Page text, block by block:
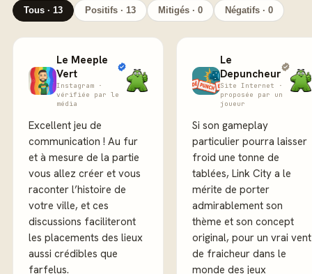
Tous · 13 Positifs · 13 Mitigés · 0 Négatifs · 0
Le Meeple
Vert
Instagram ·
vérifiée par le
média
Excellent jeu de
communication ! Au fur
et à mesure de la partie
vous allez créer et vous
raconter l’histoire de
votre ville, et ces
discussions faciliteront
les placements des lieux
aussi crédibles que
farfelus.
Le
Depuncheur
Site Internet ·
proposée par un
joueur
Si son gameplay
particulier pourra laisser
froid une tonne de
tablées, Link City a le
mérite de porter
admirablement son
thème et son concept
original, pour un vrai vent
de fraicheur dans le
monde des jeux